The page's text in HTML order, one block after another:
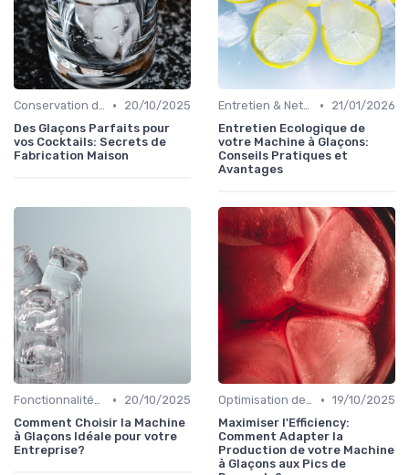
Conservation des Glaçons •
20/10/2025
Des Glaçons Parfaits pour
vos Cocktails: Secrets de
Fabrication Maison
Entretien & Nettoyage •
21/01/2026
Entretien Ecologique de
votre Machine à Glaçons:
Conseils Pratiques et
Avantages
Fonctionnalités Clés •
20/10/2025
Comment Choisir la Machine
à Glaçons Idéale pour votre
Entreprise?
Optimisation de Production • 19/10/2025
Maximiser l'Efficiency:
Comment Adapter la
Production de votre Machine
à Glaçons aux Pics de